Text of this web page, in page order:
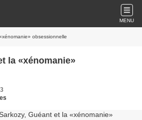
MENU
obsessionnelle
la «xénomanie»